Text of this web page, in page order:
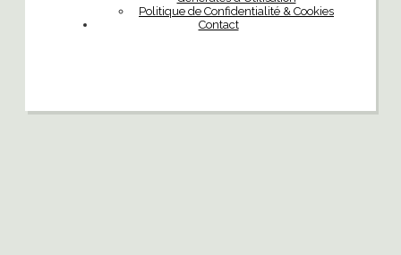
Politique de Confidentialité & Cookies
Contact